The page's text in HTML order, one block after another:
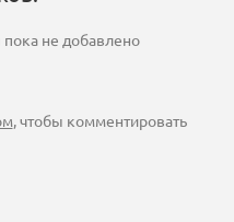
не добавлено
, чтобы комментировать